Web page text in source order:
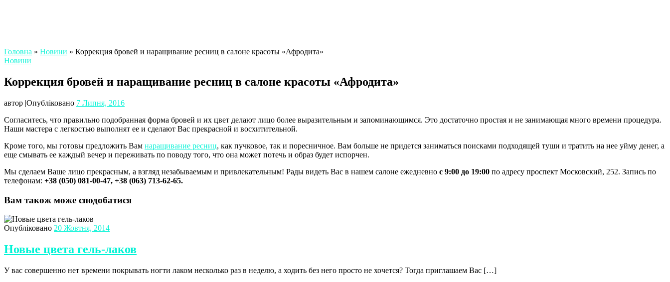
Головна » Новини » Коррекция бровей и наращивание ресниц в салоне красоты «Афродита»
Новини
Коррекция бровей и наращивание ресниц в салоне красоты «Афродита»
автор |Опубліковано 7 Липня, 2016
Согласитесь, что правильно подобранная форма бровей и их цвет делают лицо более выразительным и запоминающимся. Это достаточно простая и не занимающая много времени процедура.
Наши мастера с легкостью выполнят ее и сделают Вас прекрасной и восхитительной.
Кроме того, мы готовы предложить Вам наращивание ресниц, как пучковое, так и поресничное. Вам больше не придется заниматься поисками подходящей туши и тратить на нее уйму денег, а
еще смывать ее каждый вечер и переживать по поводу того, что она может потечь и образ будет испорчен.
Мы сделаем Ваше лицо прекрасным, а взгляд незабываемым и привлекательным! Рады видеть Вас в нашем салоне ежедневно с 9:00 до 19:00 по адресу проспект Московский, 252. Запись по
телефонам: +38 (050) 081-00-47, +38 (063) 713-62-65.
Вам також може сподобатися
Опубліковано 20 Жовтня, 2014
Новые цвета гель-лаков
У вас совершенно нет времени покрывать ногти лаком несколько раз в неделю, а ходить без него просто не хочется? Тогда приглашаем Вас […]